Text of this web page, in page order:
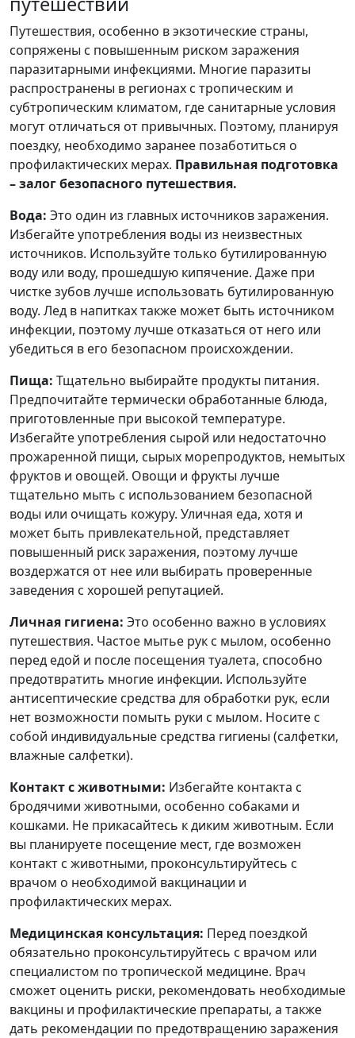
Путешествия, особенно в экзотические страны,
сопряжены с повышенным риском заражения
паразитарными инфекциями. Многие паразиты
распространены в регионах с тропическим и
субтропическим климатом, где санитарные условия
могут отличаться от привычных. Поэтому, планируя
поездку, необходимо заранее позаботиться о
профилактических мерах. Правильная подготовка
– залог безопасного путешествия.
Вода: Это один из главных источников заражения.
Избегайте употребления воды из неизвестных
источников. Используйте только бутилированную
воду или воду, прошедшую кипячение. Даже при
чистке зубов лучше использовать бутилированную
воду. Лед в напитках также может быть источником
инфекции, поэтому лучше отказаться от него или
убедиться в его безопасном происхождении.
Пища: Тщательно выбирайте продукты питания.
Предпочитайте термически обработанные блюда,
приготовленные при высокой температуре.
Избегайте употребления сырой или недостаточно
прожаренной пищи, сырых морепродуктов, немытых
фруктов и овощей. Овощи и фрукты лучше
тщательно мыть с использованием безопасной
воды или очищать кожуру. Уличная еда, хотя и
может быть привлекательной, представляет
повышенный риск заражения, поэтому лучше
воздержатся от нее или выбирать проверенные
заведения с хорошей репутацией.
Личная гигиена: Это особенно важно в условиях
путешествия. Частое мытье рук с мылом, особенно
перед едой и после посещения туалета, способно
предотвратить многие инфекции. Используйте
антисептические средства для обработки рук, если
нет возможности помыть руки с мылом. Носите с
собой индивидуальные средства гигиены (салфетки,
влажные салфетки).
Контакт с животными: Избегайте контакта с
бродячими животными, особенно собаками и
кошками. Не прикасайтесь к диким животным. Если
вы планируете посещение мест, где возможен
контакт с животными, проконсультируйтесь с
врачом о необходимой вакцинации и
профилактических мерах.
Медицинская консультация: Перед поездкой
обязательно проконсультируйтесь с врачом или
специалистом по тропической медицине. Врач
сможет оценить риски, рекомендовать необходимые
вакцины и профилактические препараты, а также
дать рекомендации по предотвращению заражения